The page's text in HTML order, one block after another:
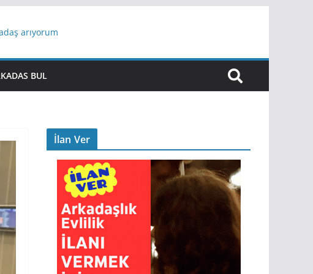
arıyorum
iş
BUL
İlan Ver